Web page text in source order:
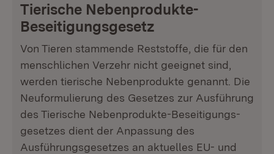
Tierische Nebenprodukte-
Beseitigungsgesetz
Von Tieren stammende Reststoffe, die für den
menschlichen Verzehr nicht geeignet sind,
werden tierische Nebenprodukte genannt. Die
Neuformulierung des Gesetzes zur Ausführung
des Tierische Nebenprodukte-Beseitigungs­
gesetzes dient der Anpassung des
Ausführungsgesetzes an aktuelles EU- und